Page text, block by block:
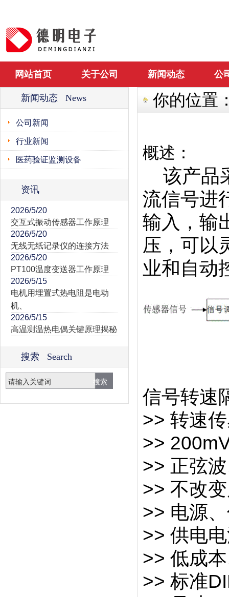
网站首页 关于公司 新闻动态 公
新闻动态 News
公司新闻
行业新闻
医药验证监测设备
资讯
2026/5/20
交互式振动传感器工作原理
2026/5/20
无线无纸记录仪的连接方法
2026/5/20
PT100温度变送器工作原理
2026/5/15
电机用埋置式热电阻是电动
机、
2026/5/15
高温测温热电偶关键原理揭秘
搜索 Search
你的位置
概述：
该产品
流信号进
输入，输
压，可以
业和自动
信号转速
>> 转速
>>
>> 正弦
>> 不改
>> 电源
>> 供电
>> 低成
>> 标准